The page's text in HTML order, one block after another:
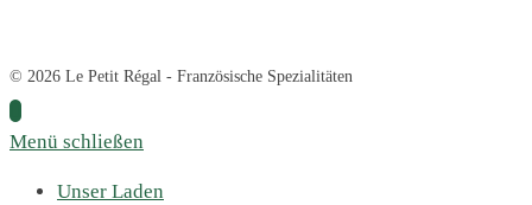
© 2026 Le Petit Régal - Französische Spezialitäten
Menü schließen
Unser Laden